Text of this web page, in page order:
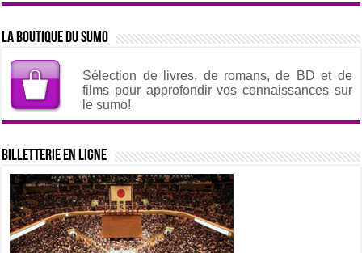
La boutique du sumo
Sélection de livres, de romans, de BD et de
films pour approfondir vos connaissances sur
le sumo!
Billetterie en ligne